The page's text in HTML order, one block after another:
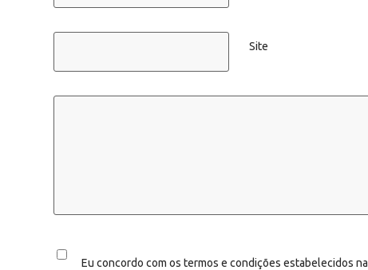
Site
Eu concordo com os termos e condições estabelecidos na